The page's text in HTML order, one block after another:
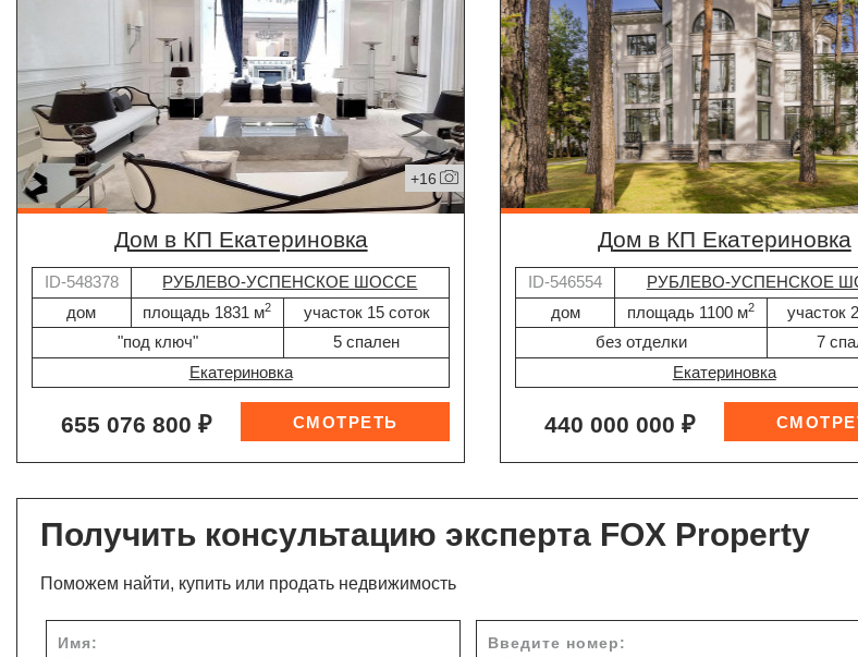
+16
дом в КП Екатериновка
ID-548378
РУБЛЕВО-УСПЕНСКОЕ ШОССЕ
дом
площадь 1831 м2
участок 15 соток
"под ключ"
5 спален
Екатериновка
655 076 800 ₽
дом в КП Екатериновка
ID-546554
РУБЛЕВО-УСПЕНСКОЕ
дом
площадь 1100 м2
участок
без отделки
7
Екатериновка
440 000 000 ₽
Получить консультацию эксперта FOX Property
Поможем найти, купить или продать недвижимость
Имя: Введите номер: